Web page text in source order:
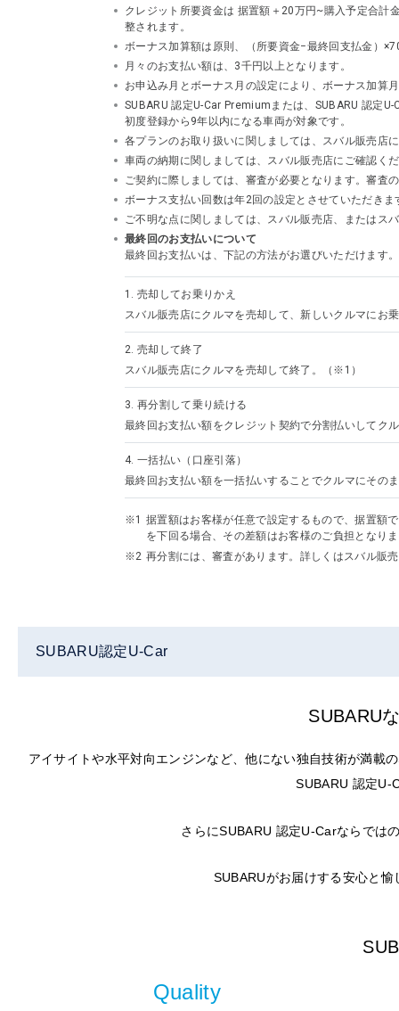
クレジット所要資金は 据置額＋20万円~購入予定合計
整されます。
ボーナス加算額は原則、（所要資金−最終回支払金）
月々のお支払い額は、3千円以上となります。
お申込み月とボーナス月の設定により、ボーナス加算
SUBARU 認定U-Car Premiumまたは、SUBARU 認定
初度登録から9年以内になる車両が対象です。
各プランのお取り扱いに関しましては、スバル販売店
車両の納期に関しましては、スバル販売店にご確認く
ご契約に際しましては、審査が必要となります。審査
ボーナス支払い回数は年2回の設定とさせていただきま
ご不明な点に関しましては、スバル販売店、またはス
最終回のお支払いについて
最終回お支払いは、下記の方法がお選びいただけます。
1. 売却してお乗りかえ
スバル販売店にクルマを売却して、新しいクルマにお
2. 売却して終了
スバル販売店にクルマを売却して終了。（※1）
3. 再分割して乗り続ける
最終回お支払い額をクレジット契約で分割払いしてク
4. 一括払い（口座引落）
最終回お支払い額を一括払いすることでクルマにその
据置額はお客様が任意で設定するもので、据置額
を下回る場合、その差額はお客様のご負担となり
再分割には、審査があります。詳しくはスバル販
SUBARU認定U-Car
SUBARU
アイサイトや水平対向エンジンなど、他にない独自技術が満載
SUBARU 認定U-
さらにSUBARU 認定U-Carならでは
SUBARUがお届けする安心と
Quality